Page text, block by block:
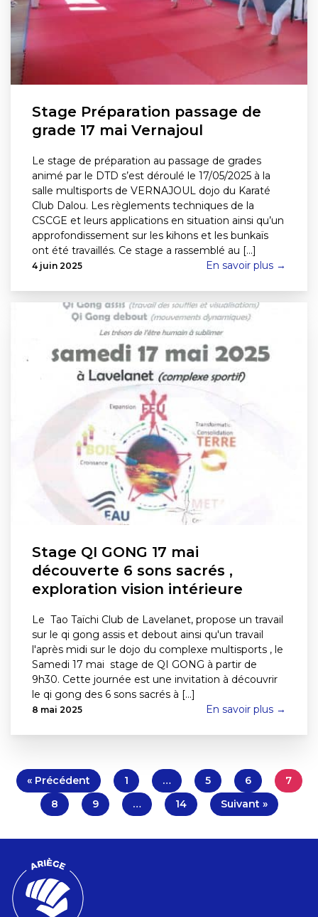
Stage Préparation passage de
grade 17 mai Vernajoul
Le stage de préparation au passage de grades
animé par le DTD s’est déroulé le 17/05/2025 à la
salle multisports de VERNAJOUL dojo du Karaté
Club Dalou. Les règlements techniques de la
CSCGE et leurs applications en situation ainsi qu’un
approfondissement sur les kihons et les bunkaïs
ont été travaillés. Ce stage a rassemblé au [...]
4 juin 2025 En savoir plus →
Stage QI GONG 17 mai
découverte 6 sons sacrés ,
exploration vision intérieure
Le Tao Taïchi Club de Lavelanet, propose un travail
sur le qi gong assis et debout ainsi qu'un travail
l'après midi sur le dojo du complexe multisports , le
Samedi 17 mai stage de QI GONG à partir de
9h30. Cette journée est une invitation à découvrir
le qi gong des 6 sons sacrés à [...]
8 mai 2025 En savoir plus →
« Précédent 1 … 5 6
7
8
9 … 14 Suivant »